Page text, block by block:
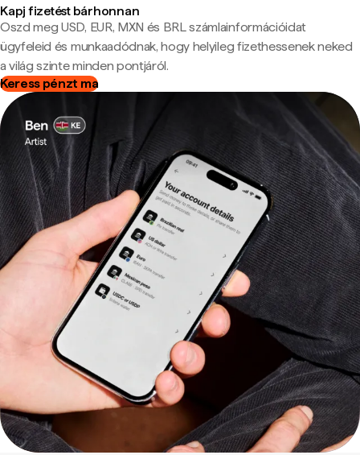
Kapj fizetést bárhonnan
Oszd meg USD, EUR, MXN és BRL számlainformációidat
ügyfeleid és munkaadódnak, hogy helyileg fizethessenek neked
a világ szinte minden pontjáról.
Keress pénzt ma